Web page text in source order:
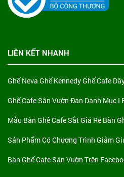
LIÊN KẾT NHANH
Ghế Neva Ghế KennedyGhế Cafe
Ghế Cafe Sân Vườn Đan Danh Mục I
Mẫu Bàn Ghế Cafe Sắt Giá Rẻ Bàn
Sản Phẩm Có Chương Trình Giảm
Bàn Ghế Cafe Sân Vườn Trên